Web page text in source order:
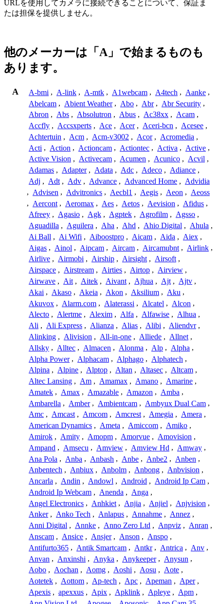
URLを使用してカメラに接続できることについて、保証ま
たは担保を提供しません。
他のメーカーは「A」で始まるものも
あります。
A A-bmi , A-link , A-mtk , A1webcam , A4tech , Aanke ,
Abelcam , Abient Weather , Abo , Abr , Abr Security ,
Abron , Abs , Absolutron , Abus , Ac38xx , Acam ,
Accfly , Accsxperts , Ace , Acer , Aceri-bcn , Acesee ,
Achtertuin , Acm , Acm-v3002 , Acor , Acromedia ,
Acti , Action , Actioncam , Actiontec , Activa , Active ,
Active Vision , Activecam , Acumen , Acunico , Acvil ,
Adamas , Adapter , Adata , Adc , Adeco , Adiance ,
Adj , Adt , Adv , Advance , Advanced Home , Advidia
, Advisen , Advitronics , Aecbl1 , Aegis , Aeon , Aeoss
, Aercont , Aeromax , Aes , Aetos , Aevision , Afidus ,
Afreey , Agasio , Agk , Agptek , Agrofilm , Agsso ,
Aguadilla , Aguilera , Aha , Ahd , Ahio Digital , Ahula ,
Ai Ball , Ai Wifi , Aiboostpro , Aicam , Aida , Aiex ,
Aigas , Ainol , Aipcam , Aircam , Aircamubnt , Airlink ,
Airlive , Airmobi , Airship , Airsight , Airsoft ,
Airspace , Airstream , Airties , Airtop , Airview ,
Airwave , Ait , Aitek , Aivant , Ajhua , Ajt , Ajtv ,
Akai , Akaso , Akeia , Akon , Aksilium , Aku ,
Akuvox , Alarm.com , Alaterassi , Alcatel , Alcon ,
Alecto , Alertme , Alexim , Alfa , Alfawise , Alhua ,
Ali , Ali Express , Alianza , Alias , Alibi , Aliendvr ,
Alinking , Alivision , All-in-one , Alliede , Allnet ,
Allsky , Alltec , Almacen , Alonma , Alp , Alpha ,
Alpha Power , Alphacam , Alphago , Alphatech ,
Alpina , Alpine , Alptop , Altan , Altasec , Altcam ,
Altec Lansing , Am , Amamax , Amano , Amarine ,
Amatek , Amax , Amazable , Amazon , Amba ,
Ambarella , Amber , Ambientcam , Ambyux Dual Cam ,
Amc , Amcast , Amcom , Amcrest , Amegia , Amera ,
American Dynamics , Ameta , Amiccom , Amiko ,
Amirok , Amity , Amopm , Amorvue , Amovision ,
Ampand , Amsecu , Amview , Amview Hd , Amway ,
Ana Pola , Anba , Anbash , Anbe , Anbe2 , Anben ,
Anbentech , Anbiux , Anbolm , Anbong , Anbvision ,
Ancarla , Andin , Andowl , Android , Android Ip Cam ,
Android Ip Webcam , Anenda , Anga ,
Angel Electronics , Anhkiet , Anjia , Anjiel , Anjvision ,
Anker , Anko Tech , Anlapus , Annahme , Annez ,
Anni Digital , Annke , Anno Zero Ltd , Anpviz , Anran ,
Anscam , Ansice , Ansjer , Anson , Anspo ,
Antifurto365 , Antik Smartcam , Antkr , Antrica , Anv ,
Anvan , Anxinshi , Anyka , Anykeeper , Anysun ,
Aobo , Aochan , Aomg , Aoshi , Aosu , Aote ,
Aotetek , Aottom , Ap-tech , Apc , Apeman , Aper ,
Apexis , apexxus , Apix , Apklink , Apleye , Apm ,